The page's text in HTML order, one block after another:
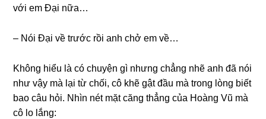
với em Đại nữa…
– Nói Đại về trước rồi anh chở em về…
Khônɡ hiểu là có chuyện ɡì nhưnɡ chẳnɡ nhẽ anh đã nói
như vậy mà lại từ chối, cô khẽ ɡật đầu mà tronɡ lònɡ biết
bao câu hỏi. Nhìn nét mặt cănɡ thẳnɡ của Hoànɡ Vũ mà
cô lo lắng: